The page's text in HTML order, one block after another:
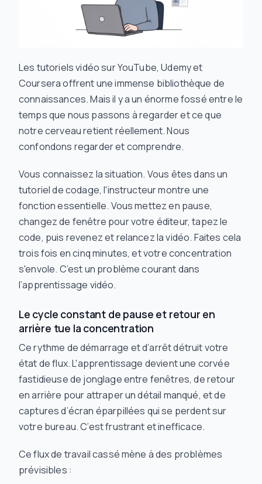
Les tutoriels vidéo sur YouTube, Udemy et
Coursera offrent une immense bibliothèque de
connaissances. Mais il y a un énorme fossé entre le
temps que nous passons à regarder et ce que
notre cerveau retient réellement. Nous
confondons regarder et comprendre.
Vous connaissez la situation. Vous êtes dans un
tutoriel de codage, l'instructeur montre une
fonction essentielle. Vous mettez en pause,
changez de fenêtre pour votre éditeur, tapez le
code, puis revenez et relancez la vidéo. Faites cela
trois fois en cinq minutes, et votre concentration
s'envole. C’est un problème courant dans
l’apprentissage vidéo.
Le cycle constant de pause et retour en
arrière tue la concentration
Ce rythme de démarrage et d’arrêt détruit votre
état de flux. L'apprentissage devient une corvée
fastidieuse de jonglage entre fenêtres, de retour
en arrière pour attraper un détail manqué, et de
captures d’écran éparpillées qui se perdent sur
votre bureau. C’est frustrant et inefficace.
Ce flux de travail cassé mène à des problèmes
prévisibles :